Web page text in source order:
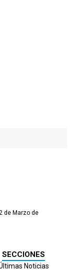
de Marzo de
SECCIONES
Noticias